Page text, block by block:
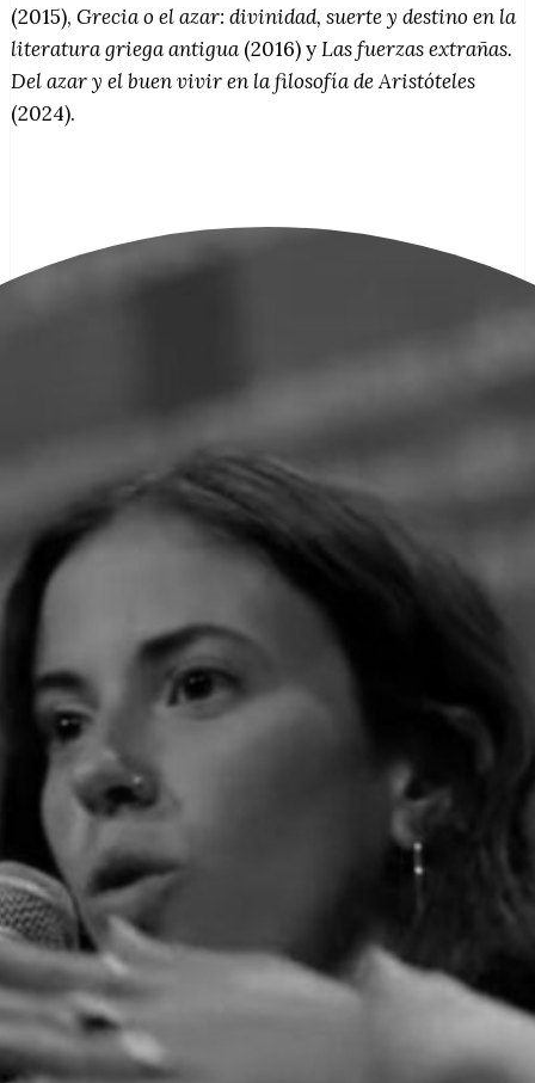
(2015), Grecia o el azar: divinidad, suerte y destino en la
literatura griega antigua (2016) yLas fuerzas extrañas.
Del azar y el buen vivir en la filosofía de Aristóteles
(2024).